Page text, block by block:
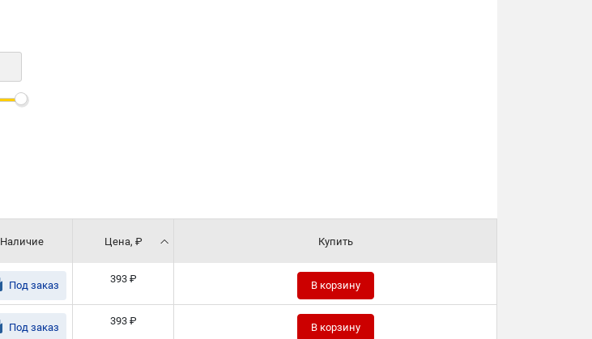
Наличие
Под заказ
Цена, ₽
393 ₽
Купить
В корзину
Под заказ
393 ₽
В корзину